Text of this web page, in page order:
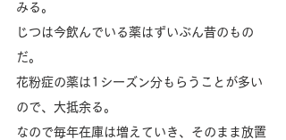
みる。
じつは今飲んでいる薬はずいぶん昔のもの
だ。
花粉症の薬は1シーズン分もらうことが多い
ので、大抵余る。
なので毎年在庫は増えていき、そのまま放置